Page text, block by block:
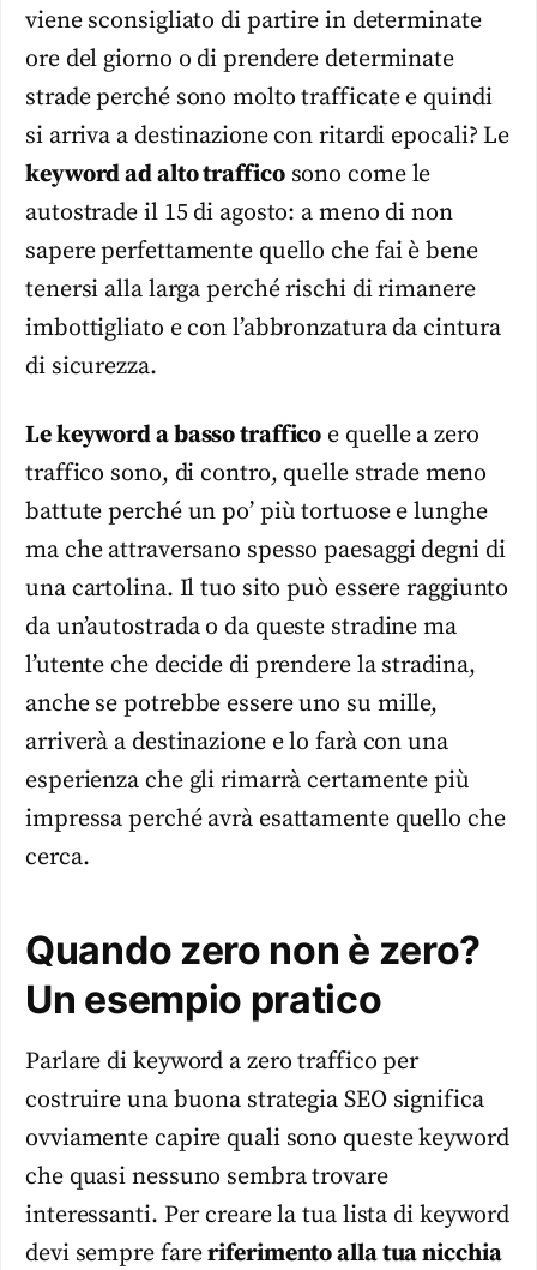
viene sconsigliato di partire in determinate
ore del giorno o di prendere determinate
strade perché sono molto trafficate e quindi
si arriva a destinazione con ritardi epocali? Le
keyword ad alto trafficosono come le
autostrade il 15 di agosto: a meno di non
sapere perfettamente quello che fai è bene
tenersi alla larga perché rischi di rimanere
imbottigliato e con l’abbronzatura da cintura
di sicurezza.
Le keyword a basso traffico e quelle a zero
traffico sono, di contro, quelle strade meno
battute perché un po’ più tortuose e lunghe
ma che attraversano spesso paesaggi degni di
una cartolina. Il tuo sito può essere raggiunto
da un’autostrada o da queste stradine ma
l’utente che decide di prendere la stradina,
anche se potrebbe essere uno su mille,
arriverà a destinazione e lo farà con una
esperienza che gli rimarrà certamente più
impressa perché avrà esattamente quello che
cerca.
Quando zero non è zero?
Un esempio pratico
Parlare di keyword a zero traffico per
costruire una buona strategia SEO significa
ovviamente capire quali sono queste keyword
che quasi nessuno sembra trovare
interessanti. Per creare la tua lista di keyword
devi sempre fareriferimento alla tua nicchia